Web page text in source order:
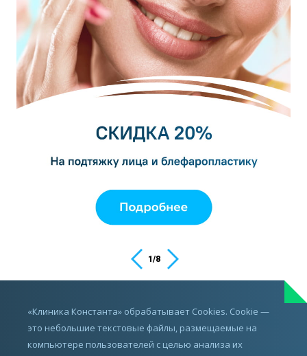
1/8
ИМЕЮТСЯ ПРОТИВОПОКАЗАНИЯ,
ПРОКОНСУЛЬТИРУЙТЕСЬ С ВРАЧОМ
«Клиника Константа» обрабатывает Cookies. Cookie —
это небольшие текстовые файлы, размещаемые на
компьютере пользователей с целью анализа их